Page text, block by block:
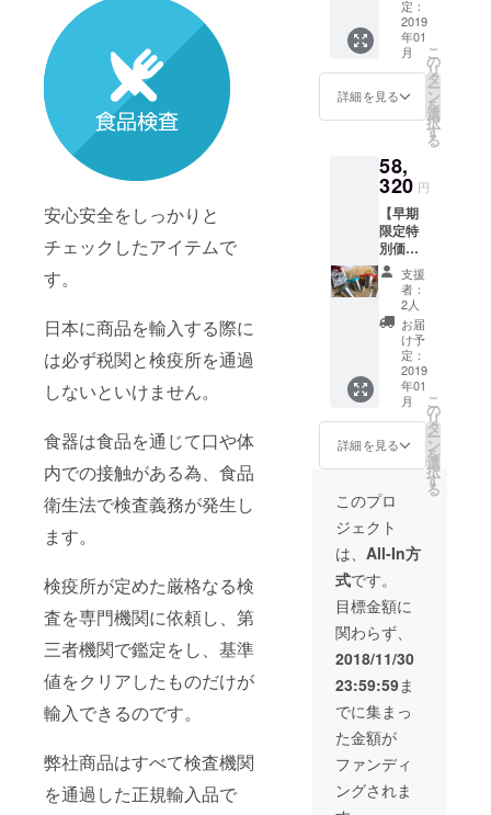
安心安全をしっかりと
チェックしたアイテムで
す。
日本に商品を輸入する際に
は必ず税関と検疫所を通過
しないといけません。
食器は食品を通じて口や体
内での接触がある為、食品
衛生法で検査義務が発生し
ます。
検疫所が定めた厳格なる検
査を専門機関に依頼し、第
三者機関で鑑定をし、基準
値をクリアしたものだけが
輸入できるのです。
弊社商品はすべて検査機関
を通過した正規輸入品で
状況、
使用部
材の供
給状
況、製
造工程
荷時期
が遅れ
る場合
があり
ます。
19,440
円（税
込） 参
考送
料：
1000円
した場
合、総
額
20,440
円 ※デ
ザイ
ン・仕
様は変
更にな
る可能
性もご
ざいま
す。ご
了承く
ださ
い。 ※
ご注文
材の供
況、製
造工程
上の都
合等に
より出
荷時期
が遅れ
る場合
ます。
Momen
t 6個
セット
（3バー
ジョン
セット×
２）
（ピン
ピー花
柄 2個
／ブ
ルー：
十字模
様 2個
／グ
レー：
ハニカ
ム模様
2個）
（送料
込） ・
一般予
定販売
価格
38,880
考送
料：
2000円
（税
込）を
プラス
した場
合、総
額
40,880
円 ※デ
ザイ
ン・仕
様は変
更にな
る可能
性もご
ざいま
定：
2019
年01
月
詳細を見る
こ
の
リ
タ
ー
ン
を
選
択
す
る
58,
320 円
【早期
限定特
別価
格・法
人向
け】
28％OF
F ・
Your
Little
Momen
t 12個
セット
（3バー
ジョン
セット
×4）
（ピン
ク：ポ
ピー花
柄 4個
／ブ
ルー：
十字模
様 4個
／グ
レー：
ハニカ
ム模様
4個）
（送料
込） ・
一般予
定販売
支援
者：
2人
お届
け予
定：
2019
年01
月
詳細を見る
こ
の
リ
タ
ー
ン
を
選
択
す
る
このプロ
ジェクト
は、 All-In方
式です。
目標金額に
関わらず、
2018/11/30
23:59:59ま
でに集まっ
た金額が
ファンディ
ングされま